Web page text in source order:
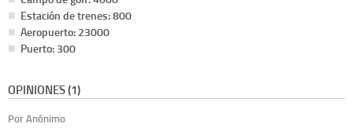
Estación de trenes: 800
Aeropuerto: 23000
Puerto: 300
OPINIONES (1)
Por Anónimo